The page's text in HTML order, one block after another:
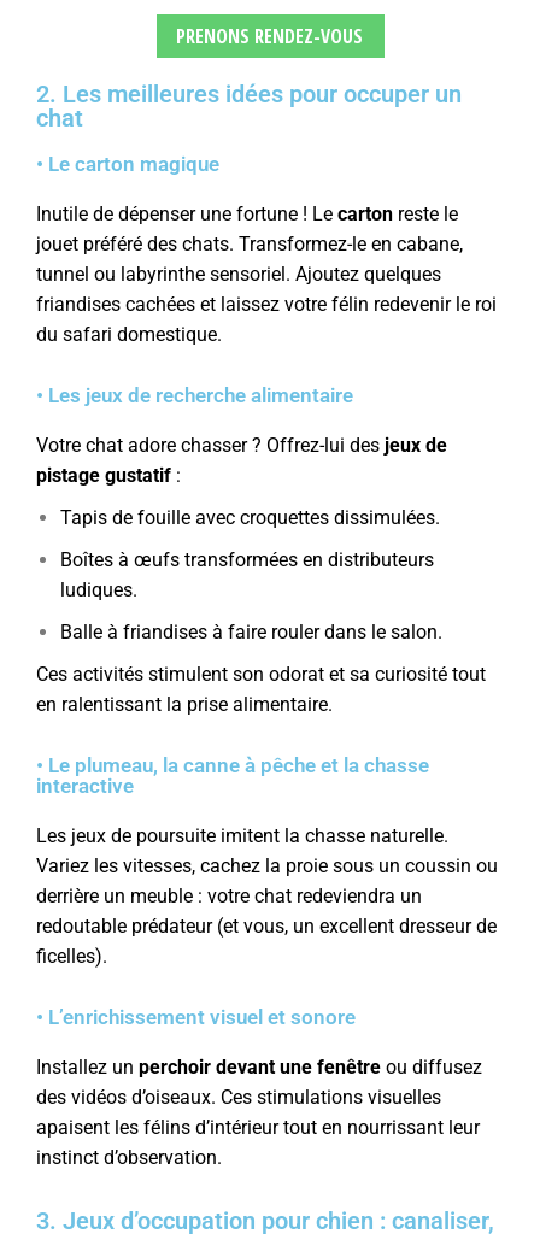
PRENONS RENDEZ-VOUS
2. Les meilleures idées pour occuper un
chat
• Le carton magique
Inutile de dépenser une fortune ! Le carton reste le
jouet préféré des chats. Transformez-le en cabane,
tunnel ou labyrinthe sensoriel. Ajoutez quelques
friandises cachées et laissez votre félin redevenir le roi
du safari domestique.
• Les jeux de recherche alimentaire
Votre chat adore chasser ? Offrez-lui des jeux de
pistage gustatif :
Tapis de fouille avec croquettes dissimulées.
Boîtes à œufs transformées en distributeurs
ludiques.
Balle à friandises à faire rouler dans le salon.
Ces activités stimulent son odorat et sa curiosité tout
en ralentissant la prise alimentaire.
• Le plumeau, la canne à pêche et la chasse
interactive
Les jeux de poursuite imitent la chasse naturelle.
Variez les vitesses, cachez la proie sous un coussin ou
derrière un meuble : votre chat redeviendra un
redoutable prédateur (et vous, un excellent dresseur de
ficelles).
• L’enrichissement visuel et sonore
Installez un perchoir devant une fenêtre ou diffusez
des vidéos d’oiseaux. Ces stimulations visuelles
apaisent les félins d’intérieur tout en nourrissant leur
instinct d’observation.
3. Jeux d’occupation pour chien : canaliser,